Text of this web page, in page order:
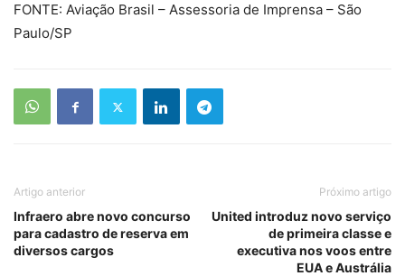
FONTE: Aviação Brasil – Assessoria de Imprensa – São
Paulo/SP
Artigo anterior
Infraero abre novo concurso
para cadastro de reserva em
diversos cargos
Próximo artigo
United introduz novo serviço
de primeira classe e
executiva nos voos entre
EUA e Austrália